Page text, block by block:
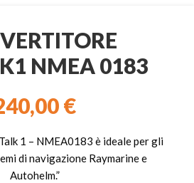
NMEA 0183
€
1 – NMEA0183 è ideale per gli
di navigazione Raymarine e
Autohelm.”